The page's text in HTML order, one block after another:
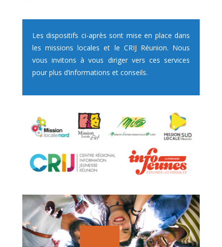
Les dispositifs ci-après sont mise en place dans
les missions locales et le CRIJ Réunion. Nous
vous invitons à vous diriger vers ces services
pour plus d’informations et conseils.